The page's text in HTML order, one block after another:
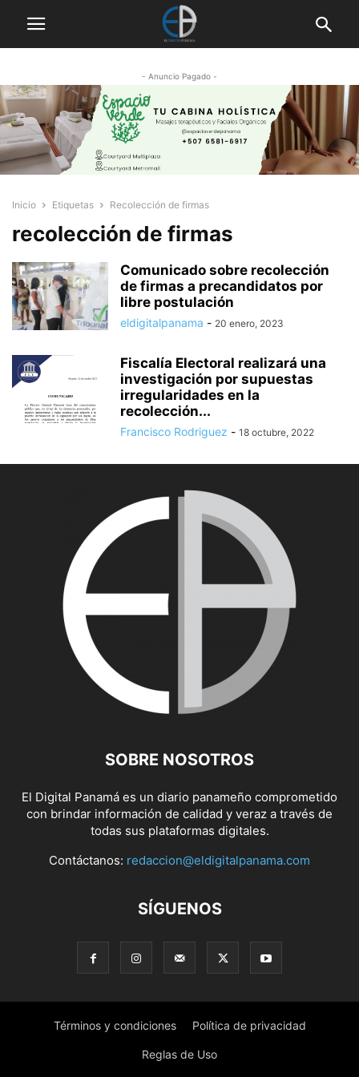
- Anuncio Pagado -
Inicio Etiquetas Recolección de firmas
recolección de firmas
Comunicado sobre recolección
de firmas a precandidatos por
libre postulación
eldigitalpanama - 20 enero, 2023
Fiscalía Electoral realizará una
investigación por supuestas
irregularidades en la
recolección...
Francisco Rodriguez - 18 octubre, 2022
SOBRE NOSOTROS
El Digital Panamá es un diario panameño comprometido
con brindar información de calidad y veraz a través de
todas sus plataformas digitales.
Contáctanos: redaccion@eldigitalpanama.com
SÍGUENOS
Términos y condiciones Política de privacidad
Reglas de Uso